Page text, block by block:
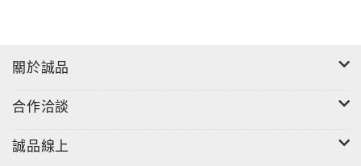
關於誠品
合作洽談
誠品線上